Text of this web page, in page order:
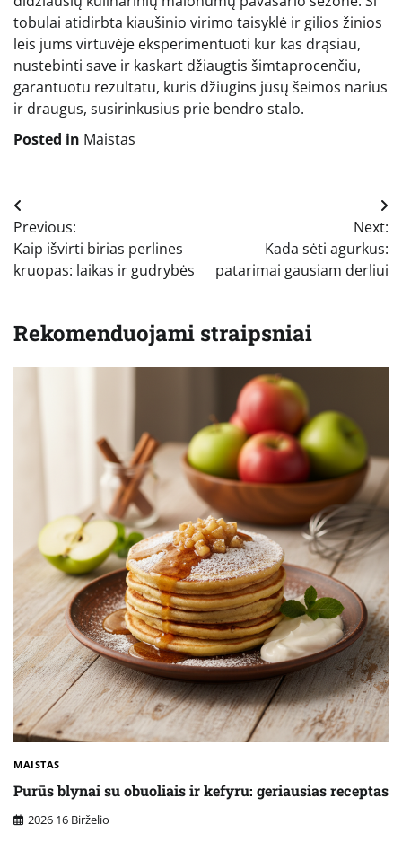
tobulai atidirbta kiaušinio virimo taisyklė ir gilios žinios
leis jums virtuvėje eksperimentuoti kur kas drąsiau,
nustebinti save ir kaskart džiaugtis šimtaprocenčiu,
garantuotu rezultatu, kuris džiugins jūsų šeimos narius
ir draugus, susirinkusius prie bendro stalo.
Posted in Maistas
Navigacija
tarp
įrašų
Previous:
Kaip išvirti birias perlines
kruopas: laikas ir gudrybės
Next:
Kada sėti agurkus:
patarimai gausiam derliui
Rekomenduojami straipsniai
MAISTAS
Purūs blynai su obuoliais ir kefyru: geriausias receptas
2026 16 Birželio